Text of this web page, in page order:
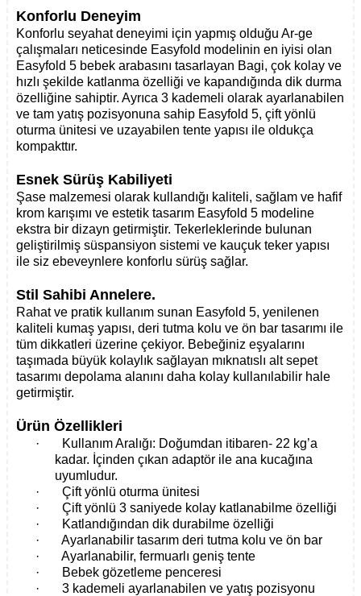
Konforlu Deneyim
Konforlu seyahat deneyimi için yapmış olduğu Ar-ge
çalışmaları neticesinde Easyfold modelinin en iyisi olan
Easyfold 5 bebek arabasını tasarlayan Bagi, çok kolay ve
hızlı şekilde katlanma özelliği ve kapandığında dik durma
özelliğine sahiptir. Ayrıca 3 kademeli olarak ayarlanabilen
ve tam yatış pozisyonuna sahip Easyfold 5, çift yönlü
oturma ünitesi ve uzayabilen tente yapısı ile oldukça
kompakttır.
Esnek Sürüş Kabiliyeti
Şase malzemesi olarak kullandığı kaliteli, sağlam ve hafif
krom karışımı ve estetik tasarım Easyfold 5 modeline
ekstra bir dizayn getirmiştir. Tekerleklerinde bulunan
geliştirilmiş süspansiyon sistemi ve kauçuk teker yapısı
ile siz ebeveynlere konforlu sürüş sağlar.
Stil Sahibi Annelere.
Rahat ve pratik kullanım sunan Easyfold 5, yenilenen
kaliteli kumaş yapısı, deri tutma kolu ve ön bar tasarımı ile
tüm dikkatleri üzerine çekiyor. Bebeğiniz eşyalarını
taşımada büyük kolaylık sağlayan mıknatıslı alt sepet
tasarımı depolama alanını daha kolay kullanılabilir hale
getirmiştir.
Ürün Özellikleri
·
Kullanım Aralığı: Doğumdan itibaren- 22 kg’a
kadar. İçinden çıkan adaptör ile ana kucağına
uyumludur.
·
Çift yönlü oturma ünitesi
·
Çift yönlü 3 saniyede kolay katlanabilme özelliği
·
Katlandığından dik durabilme özelliği
·
Ayarlanabilir tasarım deri tutma kolu ve ön bar
·
Ayarlanabilir, fermuarlı geniş tente
·
Bebek gözetleme penceresi
·
3 kademeli ayarlanabilen ve yatış pozisyonu